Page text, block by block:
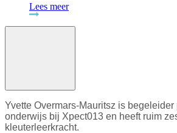
Lees meer
Yvette Overmars-Mauritsz is begeleider
onderwijs bij Xpect013 en heeft ruim
kleuterleerkracht.